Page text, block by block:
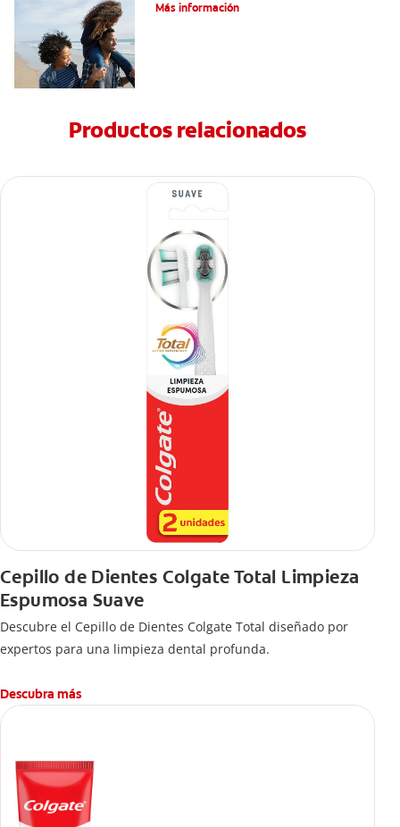
Más información
Productos relacionados
Cepillo de Dientes Colgate Total Limpieza
Espumosa Suave
Descubre el Cepillo de Dientes Colgate Total diseñado por
expertos para una limpieza dental profunda.
Descubra más